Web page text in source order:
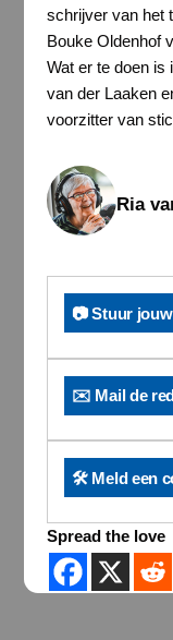
schrijver van het
Bouke Oldenhof
Wat er te doen is
van der Laaken
voorzitter van
Ria
📷 Stuur
✉️ Mail de
🛠️ Meld een
Spread the love